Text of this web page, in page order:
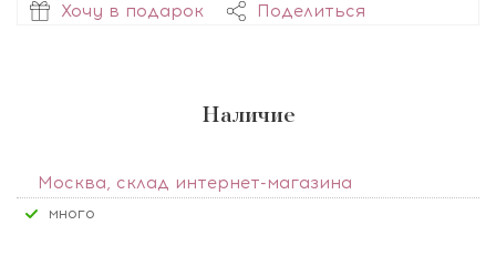
Хочу в подарок Поделиться
Наличие
Москва, склад интернет-магазина
Много